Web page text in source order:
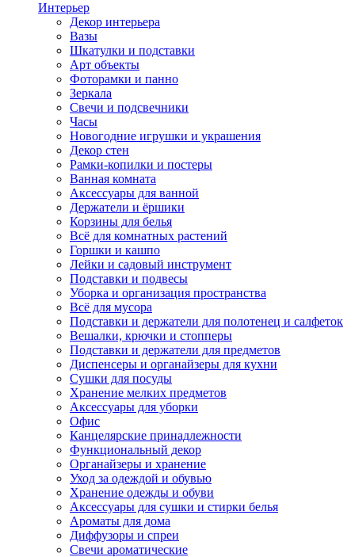
Интерьер
Декор интерьера
Вазы
Шкатулки и подставки
Арт объекты
Фоторамки и панно
Зеркала
Свечи и подсвечники
Часы
Новогодние игрушки и украшения
Декор стен
Рамки-копилки и постеры
Ванная комната
Аксессуары для ванной
Держатели и ёршики
Корзины для белья
Всё для комнатных растений
Горшки и кашпо
Лейки и садовый инструмент
Подставки и подвесы
Уборка и организация пространства
Всё для мусора
Подставки и держатели для полотенец и салфеток
Вешалки, крючки и стопперы
Подставки и держатели для предметов
Диспенсеры и органайзеры для кухни
Сушки для посуды
Хранение мелких предметов
Аксессуары для уборки
Офис
Канцелярские принадлежности
Функциональный декор
Органайзеры и хранение
Уход за одеждой и обувью
Хранение одежды и обуви
Аксессуары для сушки и стирки белья
Ароматы для дома
Диффузоры и спреи
Свечи ароматические